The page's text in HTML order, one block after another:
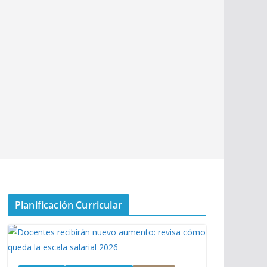
Planificación Curricular